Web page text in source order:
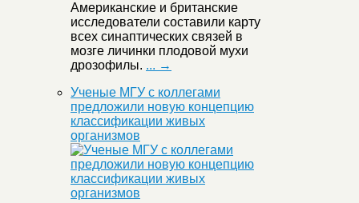
Американские и британские
исследователи составили карту
всех синаптических связей в
мозге личинки плодовой мухи
дрозофилы. ... →
Ученые МГУ с коллегами
предложили новую концепцию
классификации живых
организмов